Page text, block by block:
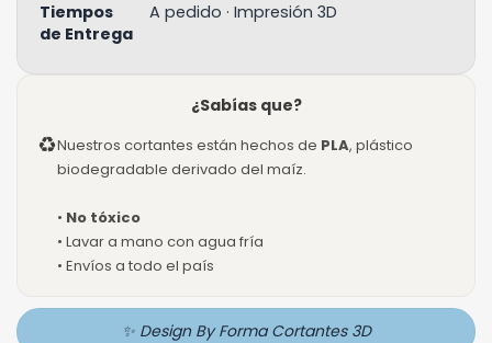
Tiempos
de Entrega
A pedido · Impresión 3D
¿Sabías que?
♻Nuestros cortantes están hechos de PLA, plástico
biodegradable derivado del maíz.
• No tóxico
• Lavar a mano con agua fría
• Envíos a todo el país
✨ Design By Forma Cortantes 3D